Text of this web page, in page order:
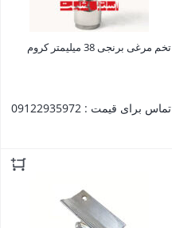
تخم مرغی برنجی 38 میلیمتر کروم
تماس برای قیمت : 09122935972